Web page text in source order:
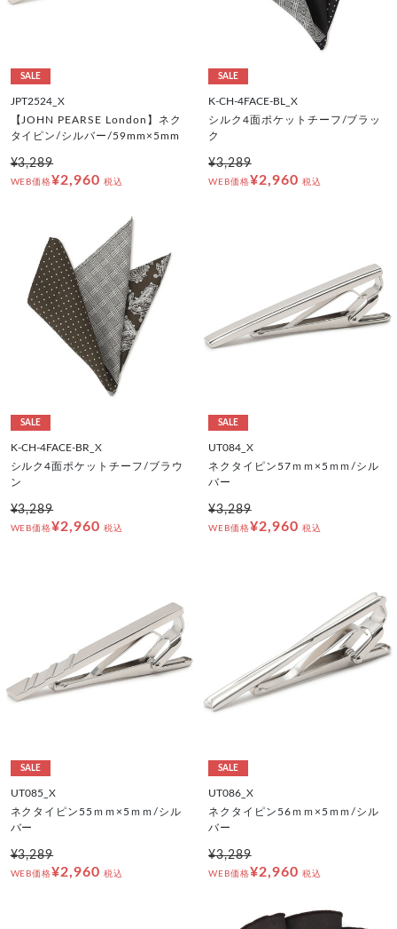
SALE
JPT2524_X
【JOHN PEARSE London】ネク
タイピン/シルバー/59mm×5mm
¥3,289
WEB価格¥2,960 税込
SALE
K-CH-4FACE-BL_X
シルク4面ポケットチーフ/ブラッ
ク
¥3,289
WEB価格¥2,960 税込
SALE
K-CH-4FACE-BR_X
シルク4面ポケットチーフ/ブラウ
ン
¥3,289
WEB価格¥2,960 税込
SALE
UT084_X
ネクタイピン57ｍｍ×5ｍｍ/シル
バー
¥3,289
WEB価格¥2,960 税込
SALE
UT085_X
ネクタイピン55ｍｍ×5ｍｍ/シル
バー
¥3,289
WEB価格¥2,960 税込
SALE
UT086_X
ネクタイピン56ｍｍ×5ｍｍ/シル
バー
¥3,289
WEB価格¥2,960 税込